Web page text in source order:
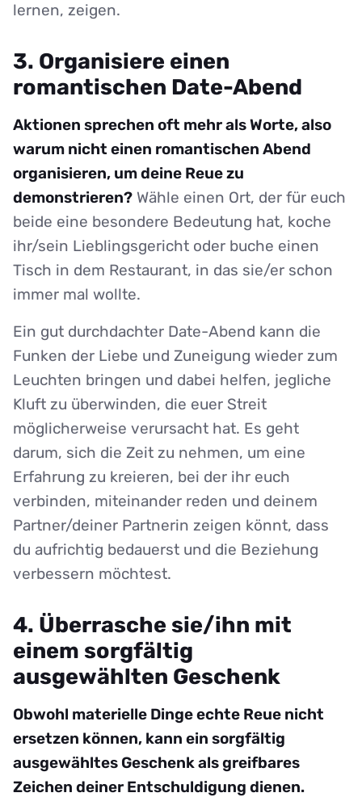
lernen, zeigen.
3. Organisiere einen
romantischen Date-Abend
Aktionen sprechen oft mehr als Worte, also
warum nicht einen romantischen Abend
organisieren, um deine Reue zu
demonstrieren? Wähle einen Ort, der für euch
beide eine besondere Bedeutung hat, koche
ihr/sein Lieblingsgericht oder buche einen
Tisch in dem Restaurant, in das sie/er schon
immer mal wollte.
Ein gut durchdachter Date-Abend kann die
Funken der Liebe und Zuneigung wieder zum
Leuchten bringen und dabei helfen, jegliche
Kluft zu überwinden, die euer Streit
möglicherweise verursacht hat. Es geht
darum, sich die Zeit zu nehmen, um eine
Erfahrung zu kreieren, bei der ihr euch
verbinden, miteinander reden und deinem
Partner/deiner Partnerin zeigen könnt, dass
du aufrichtig bedauerst und die Beziehung
verbessern möchtest.
4. Überrasche sie/ihn mit
einem sorgfältig
ausgewählten Geschenk
Obwohl materielle Dinge echte Reue nicht
ersetzen können, kann ein sorgfältig
ausgewähltes Geschenk als greifbares
Zeichen deiner Entschuldigung dienen.